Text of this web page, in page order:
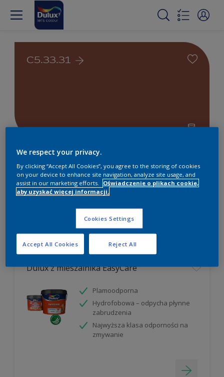
C5.33.31
Farby białe i kolorowe do
wnętrz i na zewnątrz
1Produkty znalezione
Filter
Dulux z mieszalnika EasyCare
Plamoodporna
Hydrofobowa – odpycha płynne
zabrudzenia
Najwyższa klasa odporności na
zmywanie
We respect your privacy.
By clicking “Accept All Cookies”, you agree to the storing of cookies
on your device to enhance site navigation, analyze site usage, and
assist in our marketing efforts.
Oświadczenie o plikach cookie,
aby uzyskać więcej informacji.
Cookies Settings
Reject All
Accept All Cookies